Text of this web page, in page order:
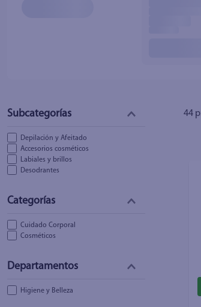
Depilación y Afeitado
Accesorios cosméticos
Labiales y brillos
Desodrantes
Cuidado Corporal
Cosméticos
Higiene y Belleza
44